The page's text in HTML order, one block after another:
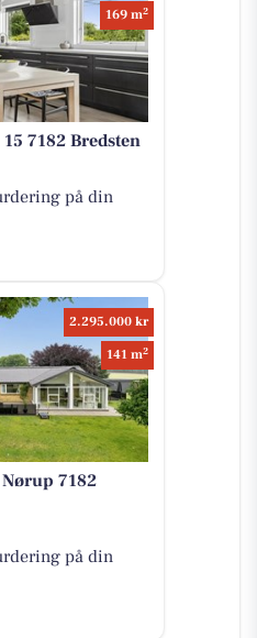
169 m2
7182 Bredsten
på din
2.295.000 kr
141 m2
7182
på din